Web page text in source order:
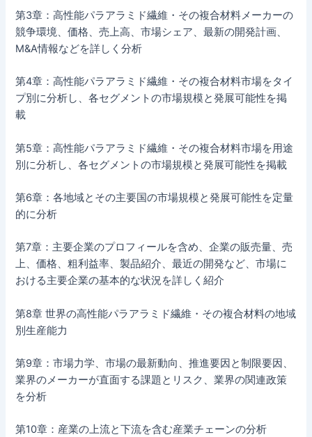
第3章：高性能パラアラミド繊維・その複合材料メーカーの
競争環境、価格、売上高、市場シェア、最新の開発計画、
M&A情報などを詳しく分析
第4章：高性能パラアラミド繊維・その複合材料市場をタイ
プ別に分析し、各セグメントの市場規模と発展可能性を掲
載
第5章：高性能パラアラミド繊維・その複合材料市場を用途
別に分析し、各セグメントの市場規模と発展可能性を掲載
第6章：各地域とその主要国の市場規模と発展可能性を定量
的に分析
第7章：主要企業のプロフィールを含め、企業の販売量、売
上、価格、粗利益率、製品紹介、最近の開発など、市場に
おける主要企業の基本的な状況を詳しく紹介
第8章 世界の高性能パラアラミド繊維・その複合材料の地域
別生産能力
第9章：市場力学、市場の最新動向、推進要因と制限要因、
業界のメーカーが直面する課題とリスク、業界の関連政策
を分析
第10章：産業の上流と下流を含む産業チェーンの分析